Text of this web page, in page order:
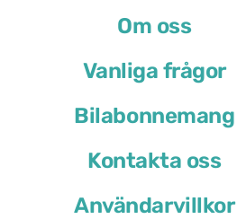
Om oss
Vanliga frågor
Bilabonnemang
Kontakta oss
Användarvillkor